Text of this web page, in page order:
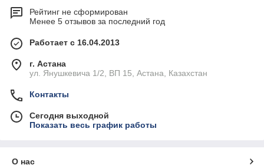
Рейтинг не сформирован
Менее 5 отзывов за последний год
Работает с 16.04.2013
г. Астана
ул. Янушкевича 1/2, ВП 15, Астана, Казахстан
Контакты
Сегодня выходной
Показать весь график работы
О нас